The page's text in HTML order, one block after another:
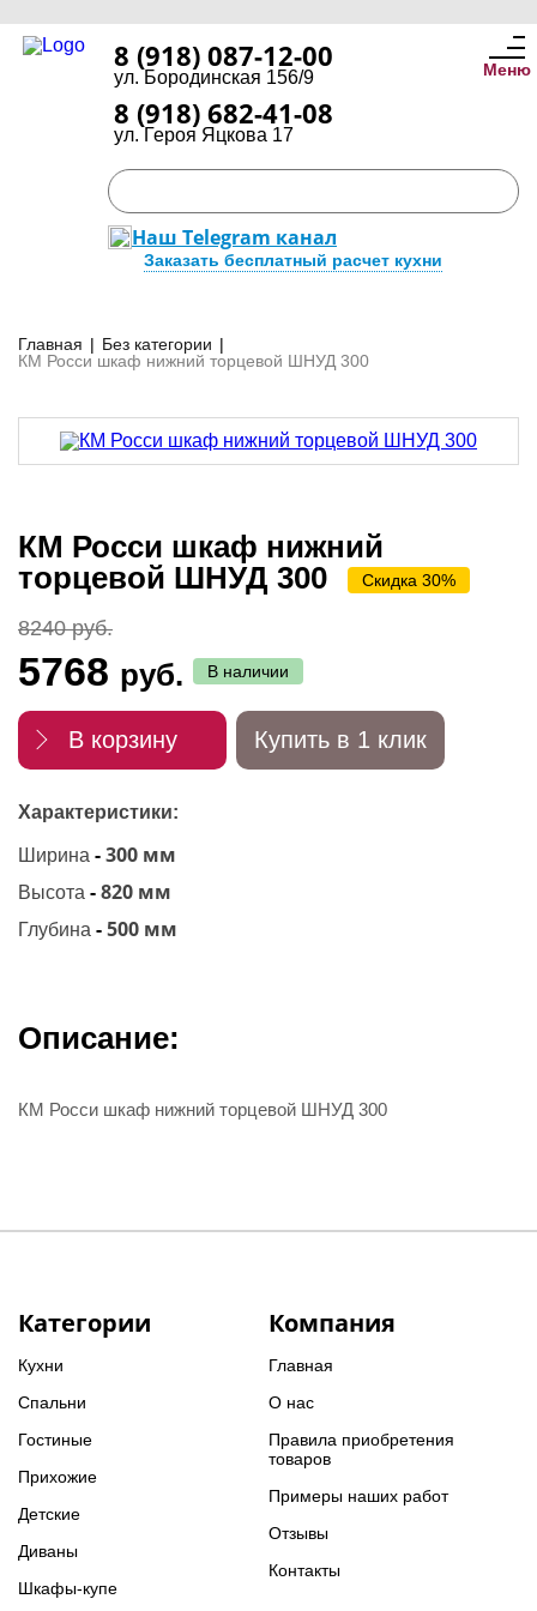
8 (918) 087-12-00
ул. Бородинская 156/9
8 (918) 682-41-08
ул. Героя Яцкова 17
Наш Telegram канал
Заказать бесплатный расчет кухни
Меню
Главная | Без категории |
КМ Росси шкаф нижний торцевой ШНУД 300
КМ Росси шкаф нижний
торцевой ШНУД 300
Скидка 30%
8240 руб.
5768 руб. В наличии
В корзину Купить в 1 клик
Характеристики:
Ширина -300 мм
Высота -820 мм
Глубина -500 мм
Описание:
КМ Росси шкаф нижний торцевой ШНУД 300
Категории
Кухни
Спальни
Гостиные
Прихожие
Детские
Диваны
Шкафы-купе
Компания
Главная
О нас
Правила приобретения
товаров
Примеры наших работ
Отзывы
Контакты